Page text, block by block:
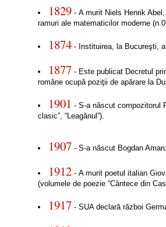
1829 - A murit Niels Henrik
ramuri ale matematicilor moderne
1874 - Instituirea, la Bucureşti,
1877 - Este publicat Decretul
române ocupă poziţii de apărare la
1901 - S-a născut compozitorul
clasic”, “Leagănul”).
1907 - S-a născut Bogdan
1912 - A murit poetul italian
(volumele de poezie “Cântece din
1917 - SUA declară război